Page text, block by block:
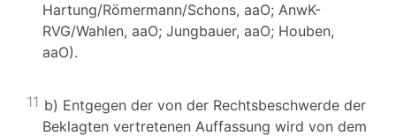
Hartung/Römermann/Schons, aaO; AnwK-
RVG/Wahlen, aaO; Jungbauer, aaO; Houben,
aaO).
11 b) Entgegen der von der Rechtsbeschwerde der
Beklagten vertretenen Auffassung wird von dem